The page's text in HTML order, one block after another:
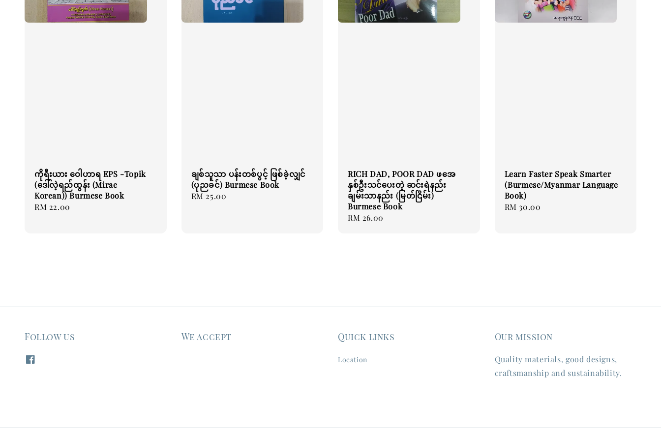
ကိုရီးယား ဝေါဟာရ EPS -Topik
(ဒေါ်လဲ့ရည်ထွန်း (Mirae
Korean)) Burmese Book
Regular
RM 22.00
ချစ်သူသာ ပန်းတစ်ပွင့် ဖြစ်ခဲ့လျှင်
(ပုညခင်) Burmese Book
Regular
RM 25.00
RICH DAD, POOR DAD ဖအေ
နှစ်ဦးသင်ပေးတဲ့ ဆင်းရဲနည်း
ချမ်းသာနည်း (မြတ်ငြိမ်း)
Burmese Book
Regular
RM 26.00
Learn Faster Speak Smarter
(Burmese/Myanmar Language
Book)
Regular
RM 30.00
Follow us We accept Quick links
Location
Our mission
Quality materials, good designs,
craftsmanship and sustainability.